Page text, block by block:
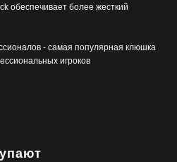
обеспечивает более жесткий
- самая популярная клюшка
игроков